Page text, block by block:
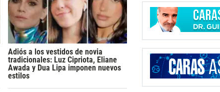
Adiós a los vestidos de novia
tradicionales: Luz Cipriota, Eliane
Awada y Dua Lipa imponen nuevos
estilos